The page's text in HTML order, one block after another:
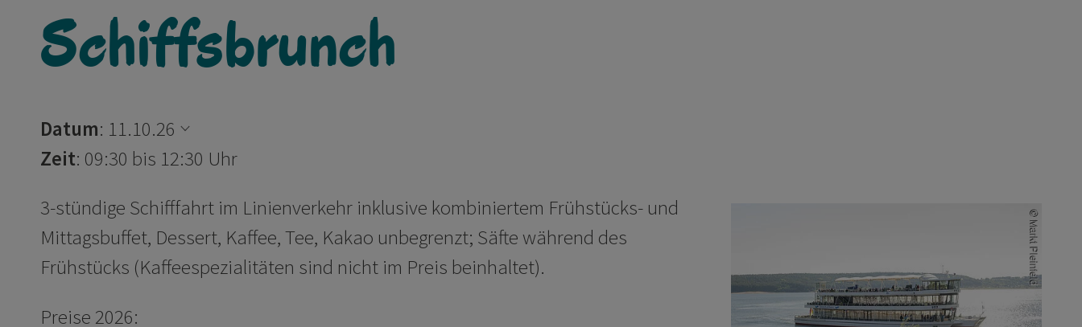
Schiffsbrunch
Datum: 11.10.26
Zeit: 09:30 bis 12:30 Uhr
3-stündige Schifffahrt im Linienverkehr inklusive kombiniertem Frühstücks- und
Mittagsbuffet, Dessert, Kaffee, Tee, Kakao unbegrenzt; Säfte während des
Frühstücks (Kaffeespezialitäten sind nicht im Preis beinhaltet).
Preise 2026: